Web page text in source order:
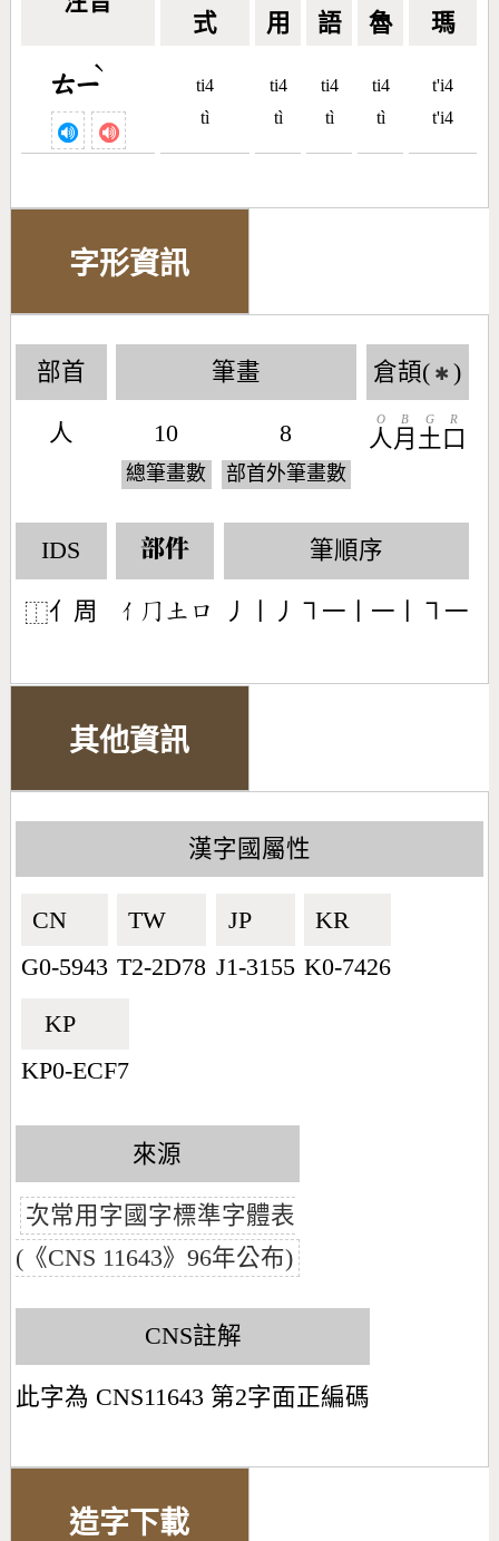
式 用 語 魯 瑪
ㄊㄧ
ˋ
ti4
tì
ti4
tì
ti4
tì
ti4
tì
t'i4
t'i4
字形資訊
部首
人
筆畫
10
總筆畫數
8
部首外筆畫數
倉頡( ✱ )
人
O
月
B
土
G
口
R
IDS
⿰亻周
部件
󶀭󶀧󶁢󶁶
筆順序
丿丨丿㇕一丨一丨㇕一
其他資訊
漢字國屬性
CN🇨🇳
G0-5943
TW🇹🇼
T2-2D78
JP🇯🇵
J1-3155
KR🇰🇷
K0-7426
KP🇰🇵
KP0-ECF7
來源
次常用字國字標準字體表
(《CNS 11643》96年公布)
CNS註解
此字為 CNS11643 第2字面正編碼
造字下載